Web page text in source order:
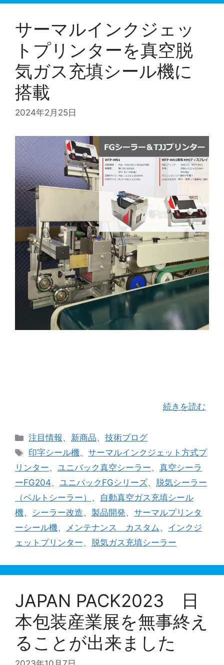
サーマルインクジェッ
トプリンターを真空脱
気ガス充填シール機に
搭載
2024年2月25日
続きを読む
カ
テ
リ
ー
注目情報 、 新商品、技術ブログ
タ
グ
印字シール機、サーマルインクジェット方式プ
リンター、 ユニバック真空シーラー、 真空シーラ
ーFG204、 ユニバックFGシリーズ、 脱気シーラー
（ベルトシーラー） 、 自動真空ガス充填シール
機、 シーラー改造、 製品開発、 サーマルプリンタ
ーシール機、 メンテナンス カスタム、 インクジ
ェットプリンター、 脱気ガス充填シーラー
JAPAN PACK2023 日
本包装産業展を無事終え
ることが出来ました